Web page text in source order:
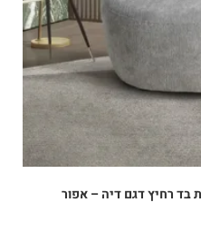
בד רחיץ דגם דיה – אפור